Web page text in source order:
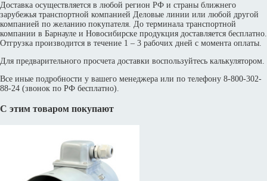
Доставка осуществляется в любой регион РФ и страны ближнего
зарубежья транспортной компанией Деловые линии или любой другой
компанией по желанию покупателя. До терминала транспортной
компании в Барнауле и Новосибирске продукция доставляется бесплатно.
Отгрузка производится в течение 1 – 3 рабочих дней с момента оплаты.
Для предварительного просчета доставки воспользуйтесь калькулятором.
Все иные подробности у вашего менеджера или по телефону 8-800-302-
88-24 (звонок по РФ бесплатно).
С этим товаром покупают